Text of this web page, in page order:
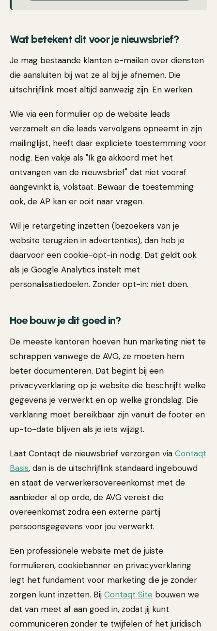
Wat betekent dit voor je nieuwsbrief?
Je mag bestaande klanten e-mailen over diensten
die aansluiten bij wat ze al bij je afnemen. Die
uitschrijflink moet altijd aanwezig zijn. En werken.
Wie via een formulier op de website leads
verzamelt en die leads vervolgens opneemt in zijn
mailinglijst, heeft daar expliciete toestemming voor
nodig. Een vakje als "Ik ga akkoord met het
ontvangen van de nieuwsbrief" dat niet vooraf
aangevinkt is, volstaat. Bewaar die toestemming
ook, de AP kan er ooit naar vragen.
Wil je retargeting inzetten (bezoekers van je
website terugzien in advertenties), dan heb je
daarvoor een cookie-opt-in nodig. Dat geldt ook
als je Google Analytics instelt met
personalisatiedoelen. Zonder opt-in: niet doen.
Hoe bouw je dit goed in?
De meeste kantoren hoeven hun marketing niet te
schrappen vanwege de AVG, ze moeten hem
beter documenteren. Dat begint bij een
privacyverklaring op je website die beschrijft welke
gegevens je verwerkt en op welke grondslag. Die
verklaring moet bereikbaar zijn vanuit de footer en
up-to-date blijven als je iets wijzigt.
Laat Contaqt de nieuwsbrief verzorgen via Contaqt
Basis, dan is de uitschrijflink standaard ingebouwd
en staat de verwerkersovereenkomst met de
aanbieder al op orde, de AVG vereist die
overeenkomst zodra een externe partij
persoonsgegevens voor jou verwerkt.
Een professionele website met de juiste
formulieren, cookiebanner en privacyverklaring
legt het fundament voor marketing die je zonder
zorgen kunt inzetten. Bij Contaqt Site bouwen we
dat van meet af aan goed in, zodat jij kunt
communiceren zonder te twijfelen of het juridisch